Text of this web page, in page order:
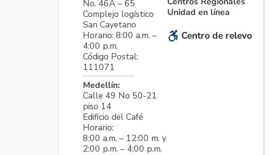
No. 46A – 65
Complejo logístico
San Cayetano
Horario: 8:00 a.m. –
4:00 p.m.
Código Postal:
111071
Medellín:
Calle 49 No 50-21
piso 14
Edificio del Café
Horario:
8:00 a.m. – 12:00 m. y
2:00 p.m. – 4:00 p.m.
Unidad en línea
Centro de relevo